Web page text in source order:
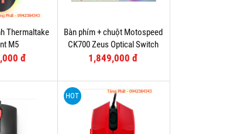
Thermaltake
M5
đ
Bàn phím + chuột Motospeed
CK700 Zeus Optical Switch
(Hồng)
1,849,000 đ
HOT